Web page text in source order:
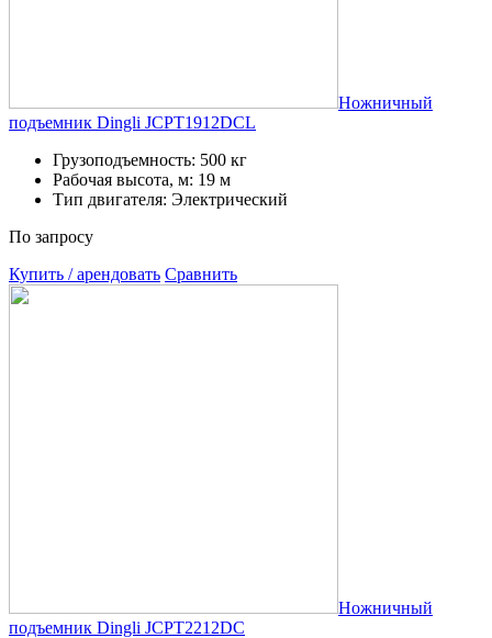
Ножничный
подъемник Dingli JCPT1912DCL
Грузоподъемность: 500 кг
Рабочая высота, м: 19 м
Тип двигателя: Электрический
По запросу
Купить / арендовать Сравнить
Ножничный
подъемник Dingli JCPT2212DC